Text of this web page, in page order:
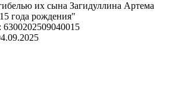
их сына Загидуллина Артема
года рождения"
6300202509040015